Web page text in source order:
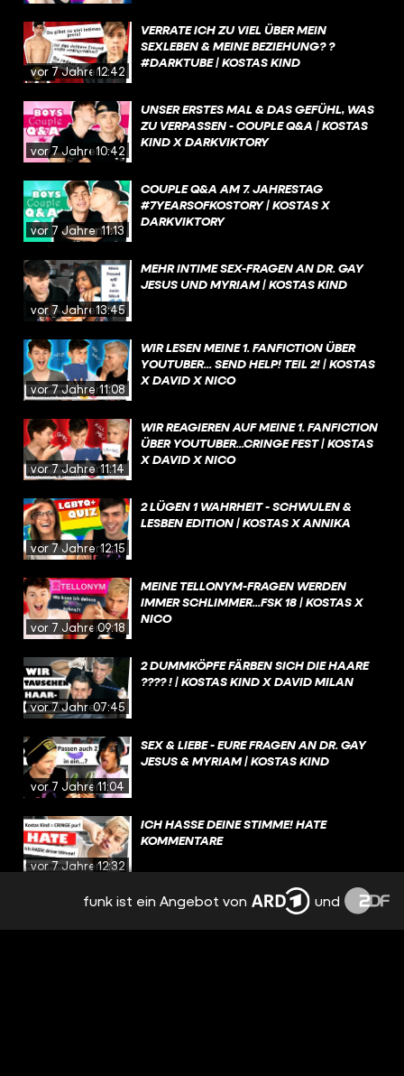
vor 7 Jahren12:42
VERRATE ICH ZU VIEL ÜBER MEIN
SEXLEBEN & MEINE BEZIEHUNG? ?
#DARKTUBE | KOSTAS KIND
vor 7 Jahren10:42
UNSER ERSTES MAL & DAS GEFÜHL, WAS
ZU VERPASSEN - COUPLE Q&A | KOSTAS
KIND X DARKVIKTORY
vor 7 Jahren11:13
COUPLE Q&A AM 7. JAHRESTAG
#7YEARSOFKOSTORY | KOSTAS X
DARKVIKTORY
vor 7 Jahren13:45
MEHR INTIME SEX-FRAGEN AN DR. GAY
JESUS UND MYRIAM | KOSTAS KIND
vor 7 Jahren11:08
WIR LESEN MEINE 1. FANFICTION ÜBER
YOUTUBER... SEND HELP! TEIL 2! | KOSTAS
X DAVID X NICO
vor 7 Jahren11:14
WIR REAGIEREN AUF MEINE 1. FANFICTION
ÜBER YOUTUBER...CRINGE FEST | KOSTAS
X DAVID X NICO
vor 7 Jahren12:15
2 LÜGEN 1 WAHRHEIT - SCHWULEN &
LESBEN EDITION | KOSTAS X ANNIKA
vor 7 Jahren09:18
MEINE TELLONYM-FRAGEN WERDEN
IMMER SCHLIMMER...FSK 18 | KOSTAS X
NICO
vor 7 Jahren07:45
2 DUMMKÖPFE FÄRBEN SICH DIE HAARE
???? ! | KOSTAS KIND X DAVID MILAN
vor 7 Jahren11:04
SEX & LIEBE - EURE FRAGEN AN DR. GAY
JESUS & MYRIAM | KOSTAS KIND
vor 7 Jahren12:32
ICH HASSE DEINE STIMME! HATE
KOMMENTARE
WENN DU WOCHENLANG VERARSCHT
UND BELOGEN WIRST...#CATFISH |
funk ist ein Angebot von und